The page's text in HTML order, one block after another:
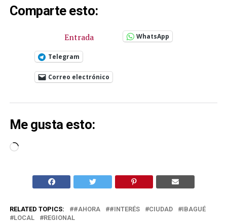
Comparte esto:
Entrada WhatsApp
Telegram
Correo electrónico
Me gusta esto:
Cargando...
RELATED TOPICS: #AHORA #INTERÉS CIUDAD
IBAGUÉ
LOCAL
REGIONAL